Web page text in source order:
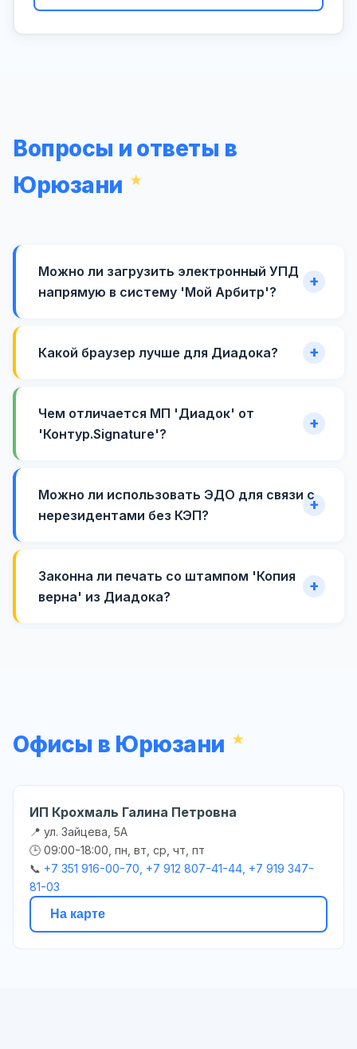
Вопросы и ответы в
Юрюзани
Можно ли загрузить электронный УПД
напрямую в систему 'Мой Арбитр'?
Какой браузер лучше для Диадока?
Чем отличается МП 'Диадок' от
'Контур.Signature'?
Можно ли использовать ЭДО для связи с
нерезидентами без КЭП?
Законна ли печать со штампом 'Копия
верна' из Диадока?
Офисы в Юрюзани
ИП Крохмаль Галина Петровна
📍 ул. Зайцева, 5А
🕒 09:00-18:00, пн, вт, ср, чт, пт
📞 +7 351 916-00-70, +7 912 807-41-44, +7 919 347-
81-03
На карте